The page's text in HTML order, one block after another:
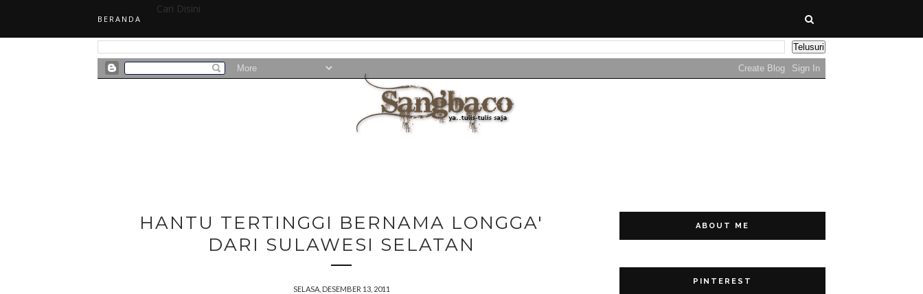
BERANDA
Cari Disini
HANTU TERTINGGI BERNAMA LONGGA'
DARI SULAWESI SELATAN
SELASA, DESEMBER 13, 2011
ABOUT ME
PINTEREST